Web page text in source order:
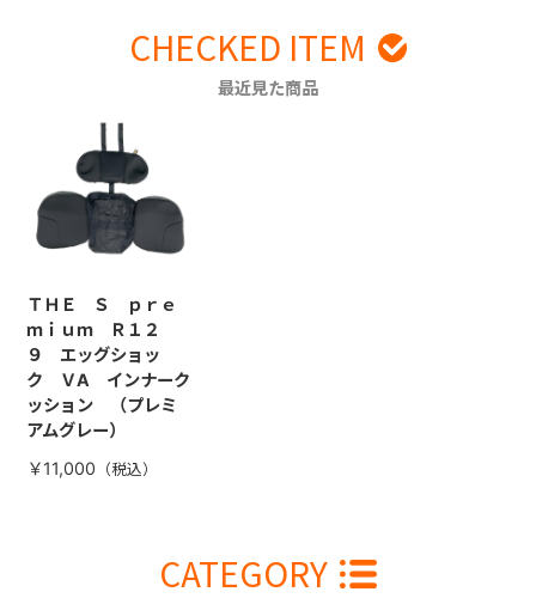
CHECKED ITEM
最近見た商品
ＴＨＥ Ｓ ｐｒｅ
ｍｉｕｍ Ｒ１２
９ エッグショッ
ク ＶA インナーク
ッション （プレミ
アムグレー）
￥11,000
CATEGORY